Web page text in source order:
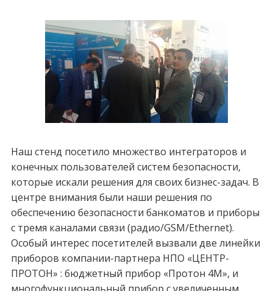
Наш стенд посетило множество интеграторов и
конечных пользователей систем безопасности,
которые искали решения для своих бизнес-задач. В
центре внимания были наши решения по
обеспечению безопасности банкоматов и приборы
с тремя каналами связи (радио/GSM/Ethernet).
Особый интерес посетителей вызвали две линейки
приборов компании-партнера НПО «ЦЕНТР-
ПРОТОН» : бюджетный прибор «Протон 4М», и